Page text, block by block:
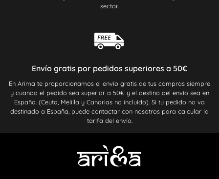
sector.
Envío gratis por pedidos superiores a 50€
En Arima te proporcionamos el envío gratis de tus compras siempre
y cuando el pedido sea superior a 50€ y el destino del envío sea en
España. (Ceuta, Melilla y Canarias no incluído). Si tu pedido no va
destinado a España, puede contactar con nosotros para calcular la
tarifa del envío.